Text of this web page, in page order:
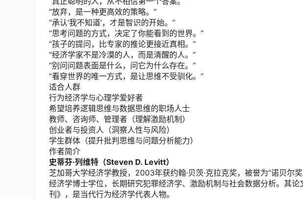
“放弃，是一种更高效的策略。”
“承认‘我不知道’，才是智识的开始。”
“思考问题的方式，决定了你能看到的世界。”
“孩子的提问，比专家的推论更接近真相。”
“经济学家不是冷漠的人，而是清醒的人。”
“别问问题表面是什么，问它为什么存在。”
“看穿世界的唯一方式，是让思维不受驯化。”
适合人群
行为经济学与心理学爱好者
希望培养逻辑思维与数据思维的职场人士
教师、咨询师、管理者（理解激励机制）
创业者与投资人（洞察人性与风险）
学生群体（提升批判思维与问题分析能力）
作者简介
史蒂芬·列维特（Steven D. Levitt）
芝加哥大学经济学教授，2003年获约翰·贝茨·克拉克奖，被誉为“诺贝尔
经济学博士学位，长期研究犯罪经济学、激励机制与社会数据分析。其
刊》，是当代行为经济学代表人物。